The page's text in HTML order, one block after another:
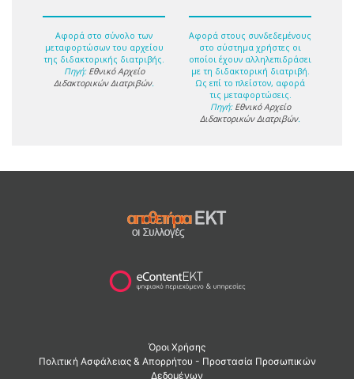
Αφορά στο σύνολο των
μεταφορτώσων του αρχείου
της διδακτορικής διατριβής.
Πηγή: Εθνικό Αρχείο
Διδακτορικών Διατριβών.
Αφορά στους συνδεδεμένους
στο σύστημα χρήστες οι
οποίοι έχουν αλληλεπιδράσει
με τη διδακτορική διατριβή.
Ως επί το πλείστον, αφορά
τις μεταφορτώσεις.
Πηγή: Εθνικό Αρχείο
Διδακτορικών Διατριβών.